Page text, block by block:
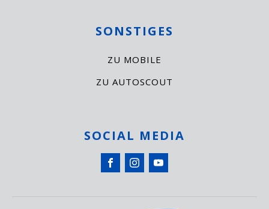
SONSTIGES
ZU MOBILE
ZU AUTOSCOUT
SOCIAL MEDIA